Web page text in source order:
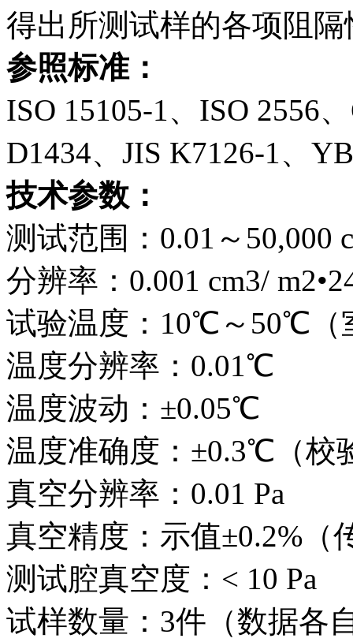
得出所测试样的各项阻
参照标准：
ISO 15105-1、ISO 2556
D1434、JIS K7126-1、
技术参数：
测试范围：0.01～50,000
分辨率：0.001 cm3/
试验温度：10℃～50℃（
温度分辨率：0.01℃
温度波动：±0.05℃
温度准确度：±0.3℃（校
真空分辨率：0.01 Pa
真空精度：示值±0.2%（
测试腔真空度：< 10 Pa
试样数量：3件（数据各